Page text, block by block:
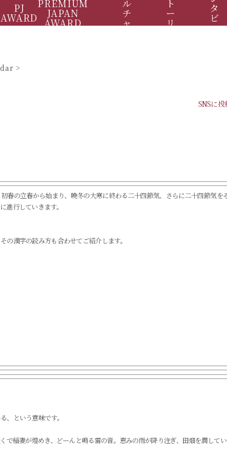
PJ
AWARD
PREMIUM
JAPAN
AWARD
ル
チ
ャ
ト
ー
リ
タ
ビ
ュ
SNSに
春の立春から始まり、晩冬の大寒に終わる二十四節気、さらに二十四節気
進行していきます。
の漢字の読み方も合わせてご紹介します。
、という意味です。
で稲妻が煌めき、どーんと鳴る雷の音。恵みの雨が降り注ぎ、田畑を潤して